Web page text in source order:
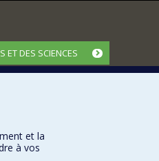
ET DES SCIENCES
et la
à vos